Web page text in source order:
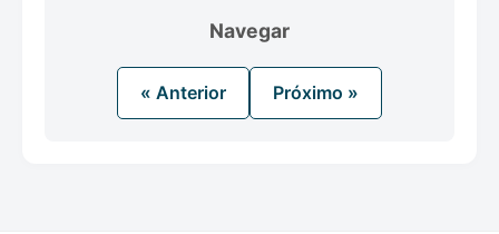
Navegar
« Anterior Próximo »